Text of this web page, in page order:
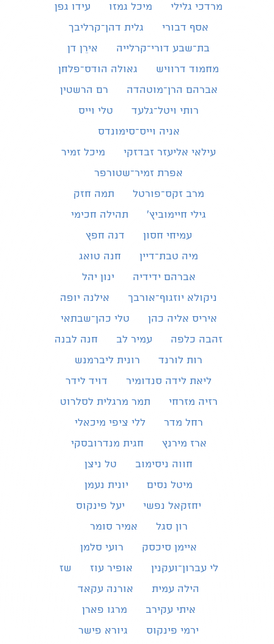
מרדכי גלילי
מיכל גמזו
עידו גפן
אסף דבורי
גלית דהן־קרליבך
בת־שבע דורי־קרלייה
אירֵן דן
מחמוד דרוויש
גאולה הודס־פלחן
אברהם הרן־מוטהדה
רם הרשטין
רותי ויטל־גלעד
טלי וייס
אניה וייס־סימונדס
עילאי אליעזר זבדזקי
מיכל זמיר
אפרת זמיר־שטורפר
מרב זקס־פורטל
תמה חזק
גילי חיימוביץ'
תהילה חכימי
עמיחי חסון
דנה חפץ
מיה טבת־דיין
חנה טואג
אברהם ידידיה
ינון יהל
ניקולא יוזגוף־אורבך
אילנה יופה
איריס אליה כהן
טלי כהן־שבתאי
זהבה כלפה
עמיר לב
חנה לבנה
רות לורנד
רונית ליברמנש
ליאת לידה סנדומיר
דויד לידר
רזיה מזרחי
תמר מרגלית לסלרוט
רחל מדר
ללי ציפי מיכאלי
ארז מירנץ
חגית מנדרובסקי
חווה ניסימוב
טל ניצן
מיטל נסים
יונית נעמן
יחזקאל נפשי
יעל פינקוס
רון סגל
אמיר סומר
איימן סיכסק
רועי סלמן
לי עברון־ועקנין
אופיר עוז
שז
הילה עמית
אורנה עקאד
איתי עקירב
מרגו פארן
ירמי פינקוס
גיורא פישר